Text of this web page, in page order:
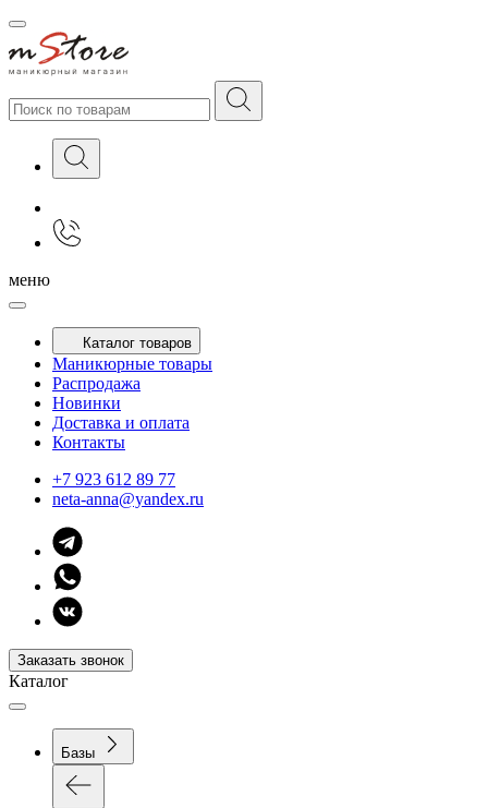
меню
Каталог товаров
Маникюрные товары
Распродажа
Новинки
Доставка и оплата
Контакты
+7 923 612 89 77
neta-anna@yandex.ru
Заказать звонок
Каталог
Базы